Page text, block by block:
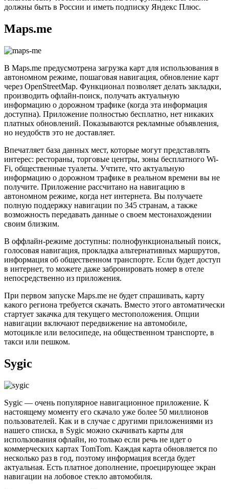
должны быть в России и иметь подписку Яндекс Плюс.
Maps.me
В Maps.me предусмотрена загрузка карт для использования в
автономном режиме, пошаговая навигация, обновление карт
через OpenStreetMap. Функционал позволяет делать закладки,
производить офлайн-поиск, получать актуальную
информацию о дорожном трафике (когда эта информация
доступна). Приложение полностью бесплатно, нет никаких
платных обновлений. Показываются рекламные объявления,
но неудобств это не доставляет.
Впечатляет база данных мест, которые могут представлять
интерес: рестораны, торговые центры, зоны бесплатного Wi-
Fi, общественные туалеты. Учтите, что актуальную
информацию о дорожном трафике в реальном времени вы не
получите. Приложение рассчитано на навигацию в
автономном режиме, когда нет интернета. Вы получаете
полную поддержку навигации по 345 странам, а также
возможность передавать данные о своем местонахождении
своим близким.
В оффлайн-режиме доступны: полнофункциональный поиск,
голосовая навигация, прокладка альтернативных маршрутов,
информация об общественном транспорте. Если будет доступ
в интернет, то можете даже забронировать номер в отеле
непосредственно из приложения.
При первом запуске Maps.me не будет спрашивать, карту
какого региона требуется скачать. Вместо этого автоматически
стартует закачка для текущего местоположения. Опции
навигации включают передвижение на автомобиле,
мотоцикле или велосипеде, на общественном транспорте, в
такси или пешком.
Sygic
Sygic — очень популярное навигационное приложение. К
настоящему моменту его скачало уже более 50 миллионов
пользователей. Как и в случае с другими приложениями из
нашего списка, в Sygic можно скачивать карты для
использования офлайн, но только если речь не идет о
коммерческих картах TomTom. Каждая карта обновляется по
несколько раз в год, поэтому информация всегда будет
актуальная. Есть платное дополнение, проецирующее экран
навигации на лобовое стекло автомобиля.